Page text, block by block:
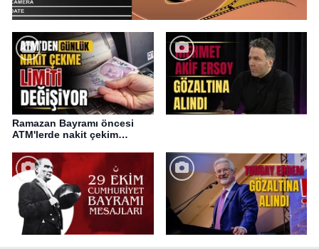
Ramazan Bayramı öncesi
ATM'lerde nakit çekim